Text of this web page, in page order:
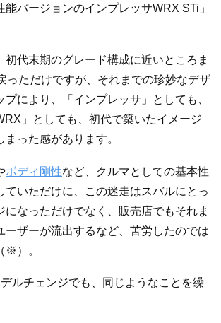
バージョンのインプレッサWRX STi」
初代末期のグレード構成に近いところま
っただけですが、それまでの珍妙なデザ
プにより、「インプレッサ」としても、
」としても、初代で築いたイメージ
った感があります。
ボディ剛性など、クルマとしての基本性
ていただけに、この迷走はスバルにとっ
になっただけでなく、販売店でもそれま
ーザーが流出するなど、苦労したのでは
※）。
ルチェンジでも、同じようなことを繰